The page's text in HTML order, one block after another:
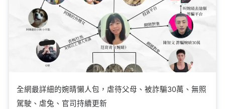
全網最詳細的婉晴懶人包，虐待父母、被詐騙30萬、無照
駕駛、虐兔、官司持續更新